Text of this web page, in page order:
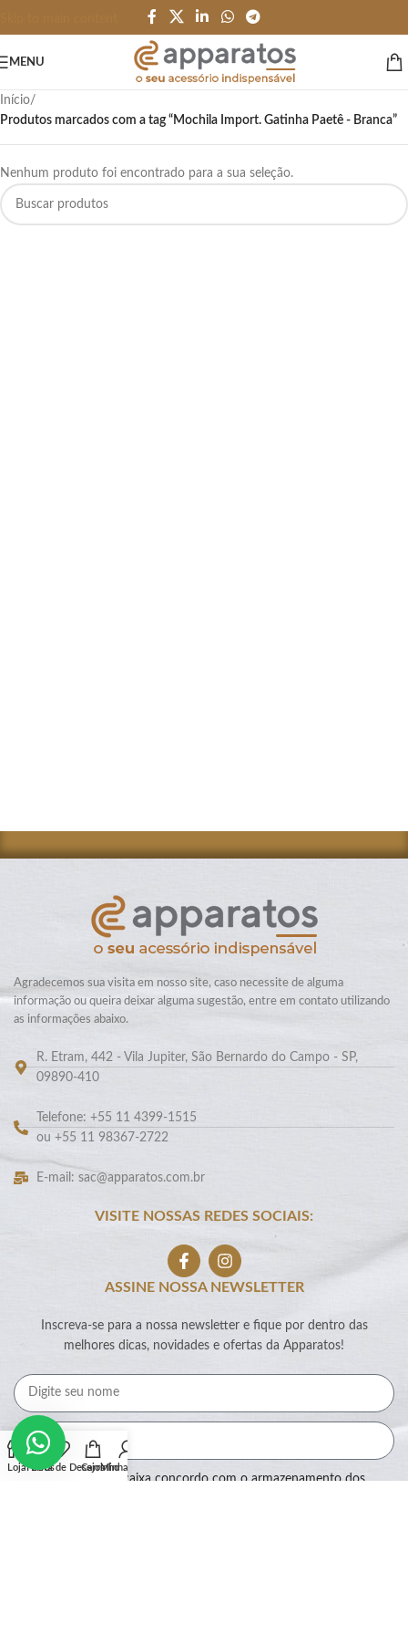
MENU
Início/
Produtos marcados com a tag “Mochila Import. Gatinha Paetê - Branca”
Nenhum produto foi encontrado para a sua seleção.
Agradecemos sua visita em nosso site, caso necessite de alguma
informação ou queira deixar alguma sugestão, entre em contato utilizando
as informações abaixo.
R. Etram, 442 - Vila Jupiter, São Bernardo do Campo - SP,
09890-410
Telefone: +55 11 4399-1515
ou +55 11 98367-2722
E-mail: sac@apparatos.com.br
VISITE NOSSAS REDES SOCIAIS:
ASSINE NOSSA NEWSLETTER
Inscreva-se para a nossa newsletter e fique por dentro das
melhores dicas, novidades e ofertas da Apparatos!
Ao marcar essa caixa concordo com o armazenamento dos
LojaFiltros
Lista de Desejos
CarrinhoMinha conta